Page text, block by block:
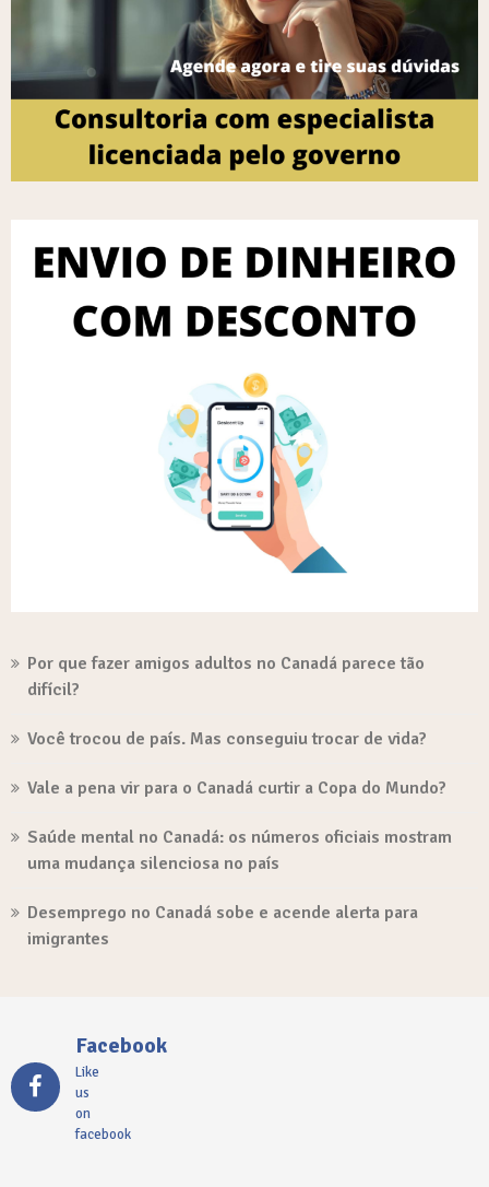
Por que fazer amigos adultos no Canadá parece tão
difícil?
Você trocou de país. Mas conseguiu trocar de vida?
Vale a pena vir para o Canadá curtir a Copa do Mundo?
Saúde mental no Canadá: os números oficiais mostram
uma mudança silenciosa no país
Desemprego no Canadá sobe e acende alerta para
imigrantes
Facebook
Like
us
on
facebook